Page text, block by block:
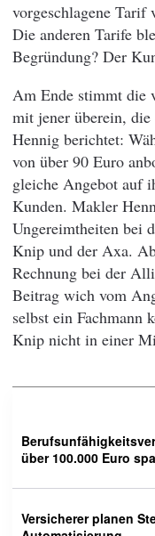
vorgeschlagene Tarif
Die anderen Tarife
Begründung? Der
Am Ende stimmt die
mit jener überein, die
Hennig berichtet:
von über 90 Euro
gleiche Angebot auf
Kunden. Makler
Ungereimtheiten bei
Knip und der Axa.
Rechnung bei der
Beitrag wich vom
selbst ein Fachmann
Knip nicht in einer
über 100.000 Euro
Versicherer planen